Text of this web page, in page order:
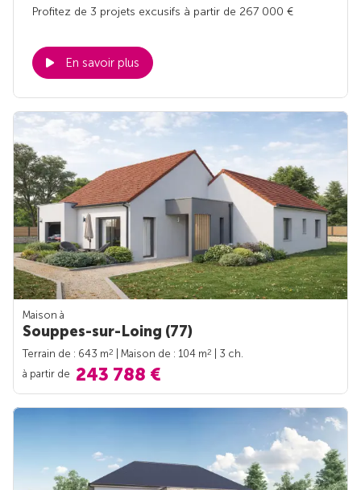
Profitez de 3 projets excusifs à partir de 267 000 €
En savoir plus
Maison à
Souppes-sur-Loing (77)
Terrain de : 643 m2 | Maison de : 104 m2
| 3 ch.
à partir de 243 788 €